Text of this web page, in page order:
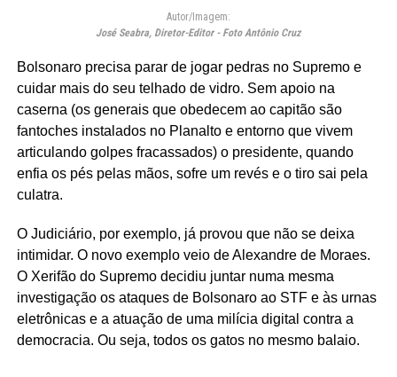
Autor/Imagem:
José Seabra, Diretor-Editor - Foto Antônio Cruz
Bolsonaro precisa parar de jogar pedras no Supremo e
cuidar mais do seu telhado de vidro. Sem apoio na
caserna (os generais que obedecem ao capitão são
fantoches instalados no Planalto e entorno que vivem
articulando golpes fracassados) o presidente, quando
enfia os pés pelas mãos, sofre um revés e o tiro sai pela
culatra.
O Judiciário, por exemplo, já provou que não se deixa
intimidar. O novo exemplo veio de Alexandre de Moraes.
O Xerifão do Supremo decidiu juntar numa mesma
investigação os ataques de Bolsonaro ao STF e às urnas
eletrônicas e a atuação de uma milícia digital contra a
democracia. Ou seja, todos os gatos no mesmo balaio.